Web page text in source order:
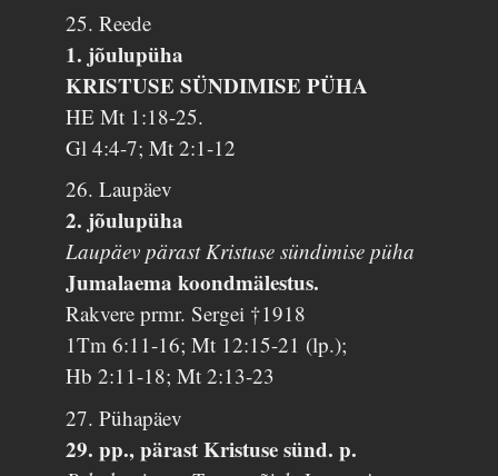
25. Reede
1. jõulupüha
KRISTUSE SÜNDIMISE PÜHA
HE Mt 1:18-25.
Gl 4:4-7; Mt 2:1-12
26. Laupäev
2. jõulupüha
Laupäev pärast Kristuse sündimise püha
Jumalaema koondmälestus.
Rakvere prmr. Sergei †1918
1Tm 6:11-16; Mt 12:15-21 (lp.);
Hb 2:11-18; Mt 2:13-23
27. Pühapäev
29. pp., pärast Kristuse sünd. p.